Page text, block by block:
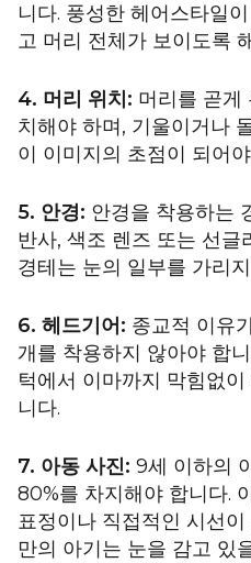
니다. 풍성한 헤어스타일
고 머리 전체가 보이도록
4. 머리 위치: 머리를 곧게
치해야 하며, 기울이거나
이 이미지의 초점이 되어
5. 안경: 안경을 착용하는
반사, 색조 렌즈 또는 선글
경테는 눈의 일부를 가리
6. 헤드기어: 종교적 이유
개를 착용하지 않아야 합
턱에서 이마까지 막힘없
니다.
7. 아동 사진: 9세 이하의
80%를 차지해야 합니다.
표정이나 직접적인 시선이
만의 아기는 눈을 감고 있